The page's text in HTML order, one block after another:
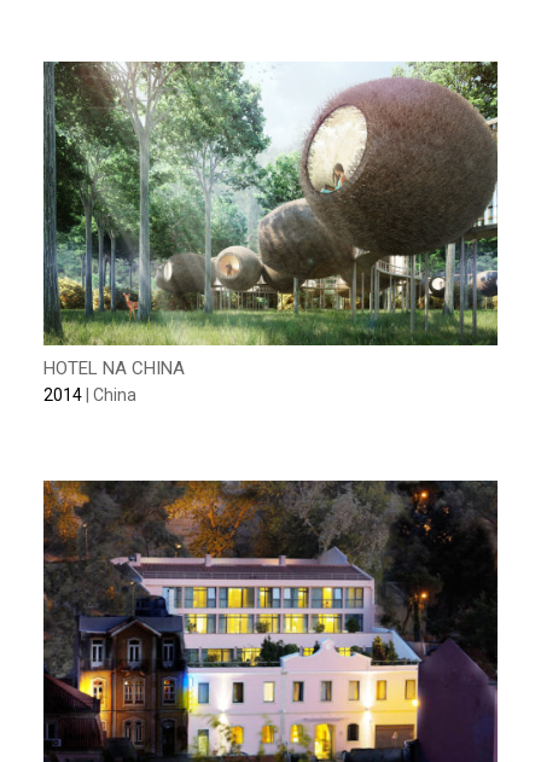
HOTEL NA CHINA
2014| China